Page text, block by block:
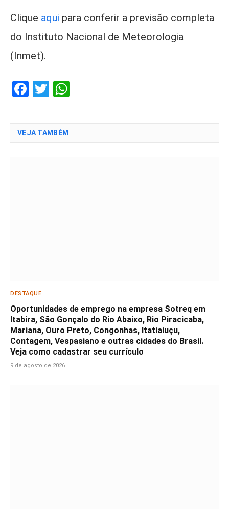
Clique aqui para conferir a previsão completa
do Instituto Nacional de Meteorologia
(Inmet).
Facebook
Twitter
VEJA TAMBÉM
DESTAQUE
Oportunidades de emprego na empresa Sotreq em
Itabira, São Gonçalo do Rio Abaixo, Rio Piracicaba,
Mariana, Ouro Preto, Congonhas, Itatiaiuçu,
Contagem, Vespasiano e outras cidades do Brasil.
Veja como cadastrar seu currículo
9 de agosto de 2026